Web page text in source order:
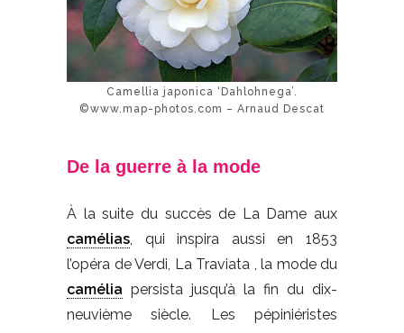
Camellia japonica ‘Dahlohnega’.
©www.map-photos.com – Arnaud Descat
De la guerre à la mode
À la suite du succès de La Dame aux
camélias, qui inspira aussi en 1853
l’opéra de Verdi, La Traviata , la mode du
camélia persista jusqu’à la fin du dix-
neuvième siècle. Les pépiniéristes